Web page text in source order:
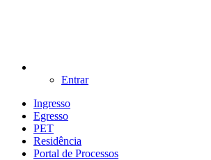
Entrar
Ingresso
Egresso
PET
Residência
Portal de Processos